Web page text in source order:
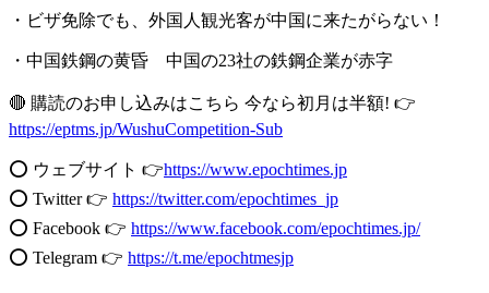
・ビザ免除でも、外国人観光客が中国に来たがらない！
・中国鉄鋼の黄昏 中国の23社の鉄鋼企業が赤字
🔴 購読のお申し込みはこちら 今なら初月は半額! 👉
https://eptms.jp/WushuCompetition-Sub
⭕️ ウェブサイト 👉https://www.epochtimes.jp
⭕️ Twitter 👉 https://twitter.com/epochtimes_jp
⭕️ Facebook 👉 https://www.facebook.com/epochtimes.jp/
⭕️ Telegram 👉 https://t.me/epochtmesjp